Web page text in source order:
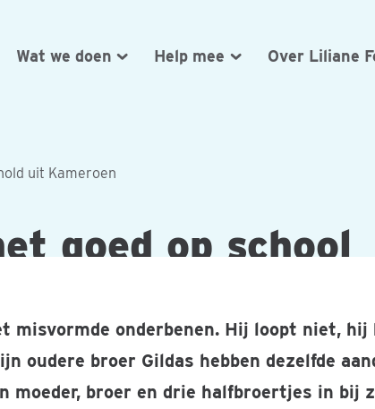
Wat we doen Help mee Over Liliane
uit Kameroen
goed op school
misvormde onderbenen. Hij loopt niet,
oudere broer Gildas hebben dezelfde
moeder, broer en drie halfbroertjes in bij